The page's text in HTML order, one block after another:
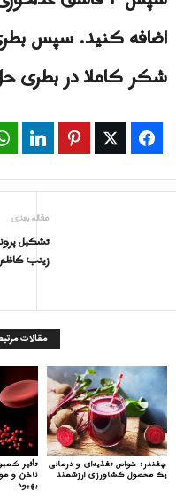
اضافه کنید. سپس
شکر کاملا در بطری
Facebook
Twitter
Pinterest
مقاله بعدی
تشکیل
زینب
مقالات
تأثیر
ناخن و
بهبود
چغندر: خواص تغذیه‌ای و درمانی
یک محصول کشاورزی ارزشمند